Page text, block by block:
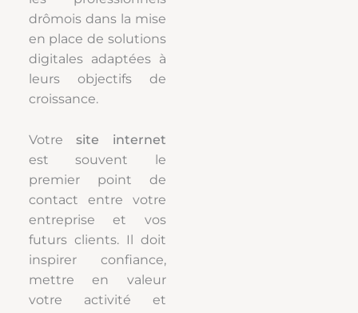
drômois dans la mise
en place de solutions
digitales adaptées à
leurs objectifs de
croissance.
Votresite internet
est souvent le
premier point de
contact entre votre
entreprise et vos
futurs clients. Il doit
inspirer confiance,
mettre en valeur
votre activité et